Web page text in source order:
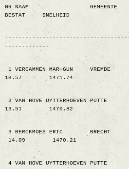
NR NAAM GEMEENTE
BESTAT
SNELHEID
-------------
1 VERCAMMEN MAR+GUN VREMDE
13.57
1471.74
2 VAN HOVE UYTTERHOEVEN PUTTE
13.51
1470.82
3 BERCKMOES ERIC BRECHT
14.09
1470.21
4 VAN HOVE UYTTERHOEVEN PUTTE